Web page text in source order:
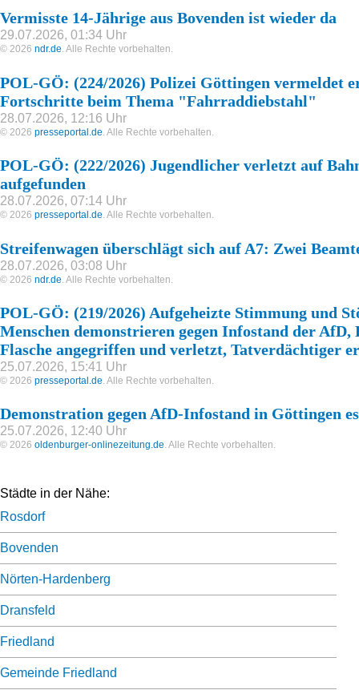
Vermisste 14-Jährige aus Bovenden ist wieder da
29.07.2026, 01:34 Uhr
© 2026 ndr.de. Alle Rechte vorbehalten.
POL-GÖ: (224/2026) Polizei Göttingen vermeldet
Fortschritte beim Thema "Fahrraddiebstahl"
28.07.2026, 12:16 Uhr
© 2026 presseportal.de. Alle Rechte vorbehalten.
POL-GÖ: (222/2026) Jugendlicher verletzt auf
aufgefunden
28.07.2026, 07:14 Uhr
© 2026 presseportal.de. Alle Rechte vorbehalten.
Streifenwagen überschlägt sich auf A7: Zwei
28.07.2026, 03:08 Uhr
© 2026 ndr.de . Alle Rechte vorbehalten.
POL-GÖ: (219/2026) Aufgeheizte Stimmung und
Menschen demonstrieren gegen Infostand der
Flasche angegriffen und verletzt, Tatverdächtiger
25.07.2026, 15:41 Uhr
© 2026 presseportal.de. Alle Rechte vorbehalten.
Demonstration gegen AfD-Infostand in Göttingen
25.07.2026, 12:40 Uhr
© 2026 oldenburger-onlinezeitung.de. Alle Rechte vorbehalten.
Städte in der Nähe:
Rosdorf
Bovenden
Nörten-Hardenberg
Dransfeld
Friedland
Gemeinde Friedland